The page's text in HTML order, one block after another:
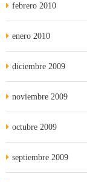
febrero 2010
enero 2010
diciembre 2009
noviembre 2009
octubre 2009
septiembre 2009